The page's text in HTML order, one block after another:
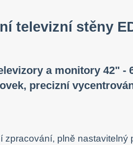
televizní stěny
a monitory 42" -
precizní
zpracování, plně